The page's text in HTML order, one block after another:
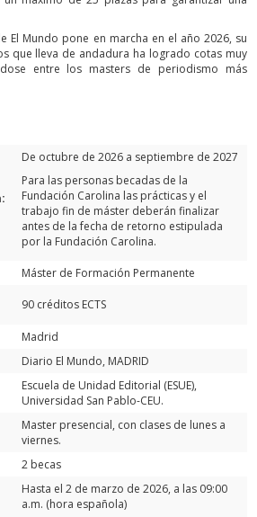
El Mundo pone en marcha en el año 2026, su
que lleva de andadura ha logrado cotas muy
entre los masters de periodismo más
De octubre de 2026 a septiembre de 2027
Para las personas becadas de la
Fundación Carolina las prácticas y el
trabajo fin de máster deberán finalizar
antes de la fecha de retorno estipulada
por la Fundación Carolina.
Máster de Formación Permanente
90 créditos ECTS
Madrid
Diario El Mundo, MADRID
Escuela de Unidad Editorial (ESUE),
Universidad San Pablo-CEU.
Master presencial, con clases de lunes a
viernes.
2 becas
Hasta el 2 de marzo de 2026, a las 09:00
a.m. (hora española)